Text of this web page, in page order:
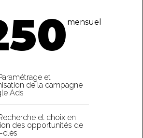
mensuel
et
de la campagne
Ads
et choix en
des opportunités de
clés